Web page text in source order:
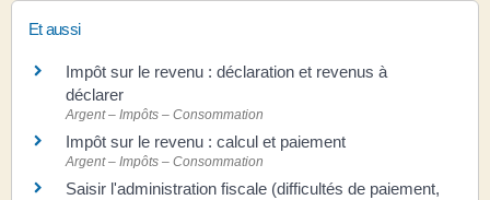
Et aussi
Impôt sur le revenu : déclaration et revenus à
déclarer
Argent – Impôts – Consommation
Impôt sur le revenu : calcul et paiement
Argent – Impôts – Consommation
Saisir l'administration fiscale (difficultés de paiement,